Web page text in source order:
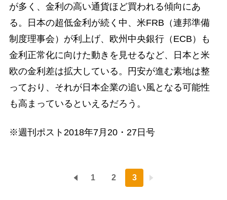
が多く、金利の高い通貨ほど買われる傾向にあ
る。日本の超低金利が続く中、米FRB（連邦準備
制度理事会）が利上げ、欧州中央銀行（ECB）も
金利正常化に向けた動きを見せるなど、日本と米
欧の金利差は拡大している。円安が進む素地は整
っており、それが日本企業の追い風となる可能性
も高まっているといえるだろう。
※週刊ポスト2018年7月20・27日号
1 2 3